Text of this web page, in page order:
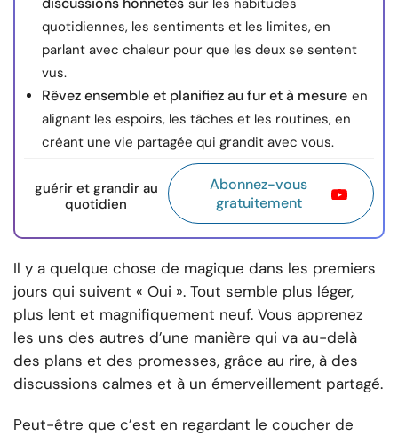
sur les habitudes
quotidiennes, les sentiments et les limites, en
parlant avec chaleur pour que les deux se sentent
vus.
Rêvez ensemble et planifiez au fur et à mesure en
alignant les espoirs, les tâches et les routines, en
créant une vie partagée qui grandit avec vous.
guérir et grandir au
quotidien
Abonnez-vous
gratuitement
Il y a quelque chose de magique dans les premiers
jours qui suivent « Oui ». Tout semble plus léger,
plus lent et magnifiquement neuf. Vous apprenez
les uns des autres d’une manière qui va au-delà
des plans et des promesses, grâce au rire, à des
discussions calmes et à un émerveillement partagé.
Peut-être que c’est en regardant le coucher de